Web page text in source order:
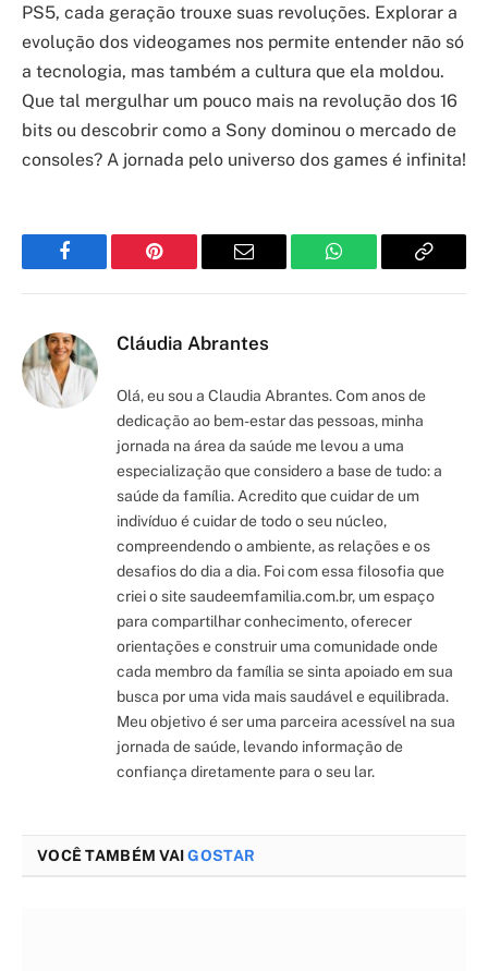
PS5, cada geração trouxe suas revoluções. Explorar a
evolução dos videogames nos permite entender não só
a tecnologia, mas também a cultura que ela moldou.
Que tal mergulhar um pouco mais na revolução dos 16
bits ou descobrir como a Sony dominou o mercado de
consoles? A jornada pelo universo dos games é infinita!
Facebook Pinterest Email WhatsApp Copy
Cláudia Abrantes
Olá, eu sou a Claudia Abrantes. Com anos de
dedicação ao bem-estar das pessoas, minha
jornada na área da saúde me levou a uma
especialização que considero a base de tudo: a
saúde da família. Acredito que cuidar de um
indivíduo é cuidar de todo o seu núcleo,
compreendendo o ambiente, as relações e os
desafios do dia a dia. Foi com essa filosofia que
criei o site saudeemfamilia.com.br, um espaço
para compartilhar conhecimento, oferecer
orientações e construir uma comunidade onde
cada membro da família se sinta apoiado em sua
busca por uma vida mais saudável e equilibrada.
Meu objetivo é ser uma parceira acessível na sua
jornada de saúde, levando informação de
confiança diretamente para o seu lar.
VOCÊ TAMBÉM VAIGOSTAR